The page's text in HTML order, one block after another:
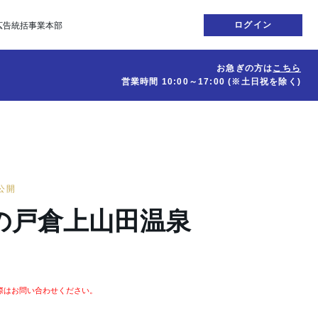
告統括事業本部 ログイン
お急ぎの方はこちら
営業時間 10:00～17:00(※土日祝を除く)
開
戸倉上山田温泉
お問い合わせください。